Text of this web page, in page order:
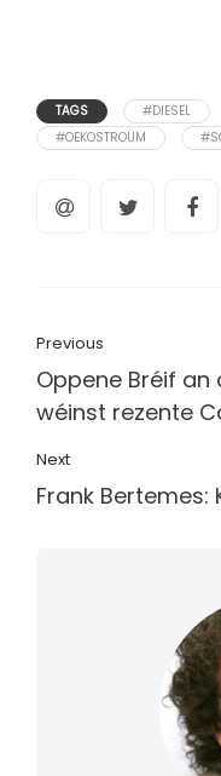
TAGS #DIESEL
#OEKOSTROUM
Previous
Oppene Bréif an
wéinst rezente
Next
Frank